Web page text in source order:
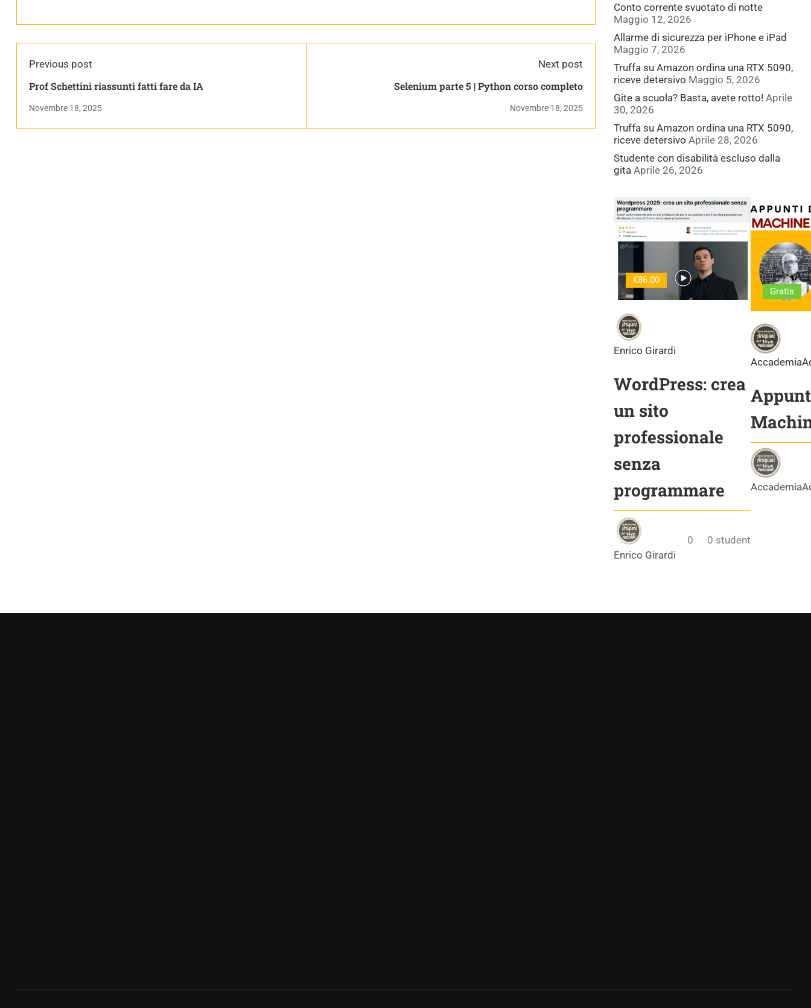
Previous post
Prof Schettini riassunti fatti fare da IA
Novembre 18, 2025
Next post
Selenium parte 5 | Python corso completo
Novembre 18, 2025
Conto corrente svuotato di notte
Maggio 12, 2026
Allarme di sicurezza per iPhone e iPad
Maggio 7, 2026
Truffa su Amazon ordina una RTX 5090,
riceve detersivo Maggio 5, 2026
Gite a scuola? Basta, avete rotto! Aprile
30, 2026
Truffa su Amazon ordina una RTX 5090,
riceve detersivo Aprile 28, 2026
Studente con disabilità escluso dalla
gita Aprile 26, 2026
€86.00
Enrico Girardi
WordPress: crea
un sito
professionale
senza
programmare
Enrico Girardi
0 0 student
Gratis